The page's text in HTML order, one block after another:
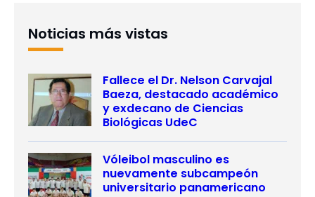
Noticias más vistas
Fallece el Dr. Nelson Carvajal
Baeza, destacado académico
y exdecano de Ciencias
Biológicas UdeC
Vóleibol masculino es
nuevamente subcampeón
universitario panamericano